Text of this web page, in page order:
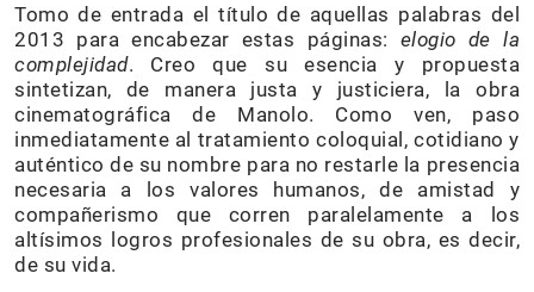
Tomo de entrada el título de aquellas palabras del
2013 para encabezar estas páginas: elogio de la
complejidad. Creo que su esencia y propuesta
sintetizan, de manera justa y justiciera, la obra
cinematográfica de Manolo. Como ven, paso
inmediatamente al tratamiento coloquial, cotidiano y
auténtico de su nombre para no restarle la presencia
necesaria a los valores humanos, de amistad y
compañerismo que corren paralelamente a los
altísimos logros profesionales de su obra, es decir,
de su vida.